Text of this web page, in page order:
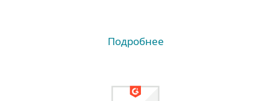
Подробнее